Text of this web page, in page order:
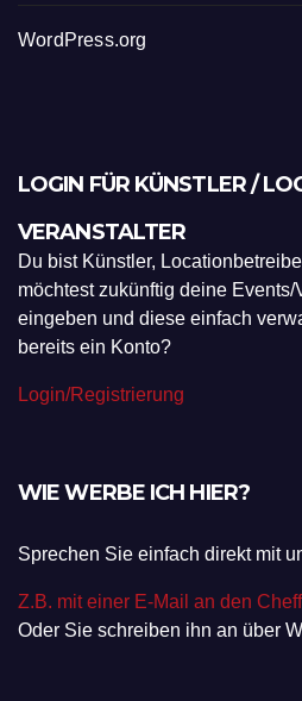
WordPress.org
LOGIN FÜR KÜNSTLER /
VERANSTALTER
Du bist Künstler,
möchtest zukünftig deine Events/
eingeben und diese einfach
bereits ein Konto?
Login/Registrierung
WIE WERBE ICH HIER?
Sprechen Sie einfach direkt mit
Z.B. mit einer E-Mail an den
Oder Sie schreiben ihn an über